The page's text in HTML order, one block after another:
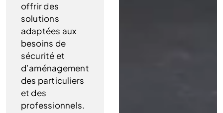
offrir des
solutions
adaptées aux
besoins de
sécurité et
d’aménagement
des particuliers
et des
professionnels.